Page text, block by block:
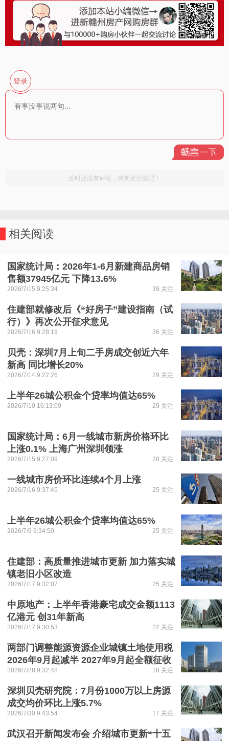
相关阅读
国家统计局：2026年1-6月新建商品房销
售额37945亿元 下降13.6%
2026/7/15 9:25:34 39 关注
住建部就修改后《“好房子”建设指南（试
行）》再次公开征求意见
2026/7/16 9:28:19 36 关注
贝壳：深圳7月上旬二手房成交创近六年
新高 同比增长20%
2026/7/14 9:22:26 29 关注
上半年26城公积金个贷率均值达65%
2026/7/10 16:13:09 29 关注
国家统计局：6月一线城市新房价格环比
上涨0.1% 上海广州深圳领涨
2026/7/15 9:27:09 28 关注
一线城市房价环比连续4个月上涨
2026/7/16 9:37:45 25 关注
上半年26城公积金个贷率均值达65%
2026/7/9 9:34:50 25 关注
住建部：高质量推进城市更新 加力落实城
镇老旧小区改造
2026/7/17 9:32:07 25 关注
中原地产：上半年香港豪宅成交金额1113
亿港元 创31年新高
2026/7/17 9:30:53 22 关注
两部门调整能源资源企业城镇土地使用税
2026年9月起减半 2027年9月起全额征收
2026/7/28 9:32:48 18 关注
深圳贝壳研究院：7月份1000万以上房源
成交均价环比上涨5.7%
2026/7/30 9:43:54 17 关注
武汉召开新闻发布会 介绍城市更新“十五